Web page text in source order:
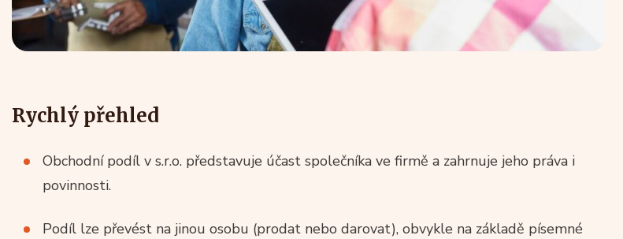
Rychlý přehled
Obchodní podíl v s.r.o. představuje účast společníka ve firmě a zahrnuje jeho práva i
povinnosti.
Podíl lze převést na jinou osobu (prodat nebo darovat), obvykle na základě písemné